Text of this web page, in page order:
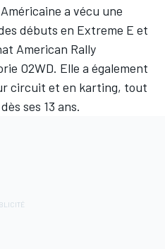
a vécu une
débuts en Extreme E et
American Rally
O2WD. Elle a également
circuit et en karting, tout
ses 13 ans.